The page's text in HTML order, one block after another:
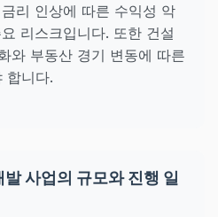
리 인상에 따른 수익성 악
리스크입니다. 또한 건설
와 부동산 경기 변동에 따른
합니다.
사업의 규모와 진행 일